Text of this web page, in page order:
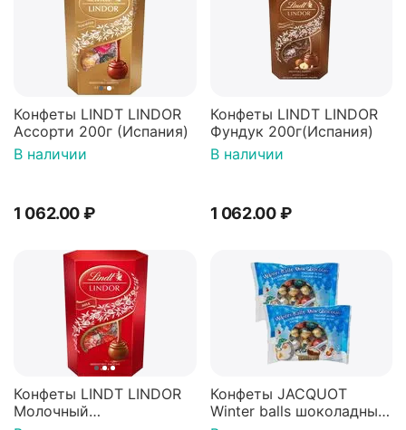
Конфеты LINDT LINDOR
Ассорти 200г (Испания)
В наличии
1 062.00₽
Конфеты LINDT LINDOR
Фундук 200г(Испания)
В наличии
1 062.00 ₽
Конфеты LINDT LINDOR
Молочный
Конфеты JACQUOT
Winter balls шоколадные